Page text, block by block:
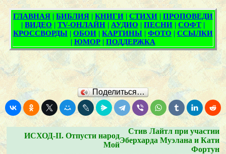
Поделиться…
ИСХОД-II. Отпусти народ
Мой
Стив Лайтл при участии
Эберхарда Муэлана и Кати
Фортун